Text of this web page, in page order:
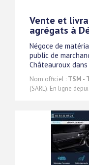
Vente et
agrégats à
Négoce de
public de
Châteauroux
Nom officiel : TSM -
(SARL). En ligne